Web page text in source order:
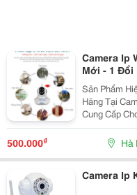
Camera Ip
Mới - 1 Đổi
Sản Phẩm
Hãng Tại Camera Dũng
Cung Cấp
Giá Hợp Lý Và
Khảo Và
500.000₫ Hà
Camera Ip